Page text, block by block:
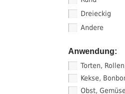
Dreieckig
Andere
Anwendung:
Torten, Rollen
Kekse,
Obst, Gemüse